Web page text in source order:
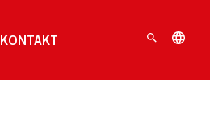
KONTAKT